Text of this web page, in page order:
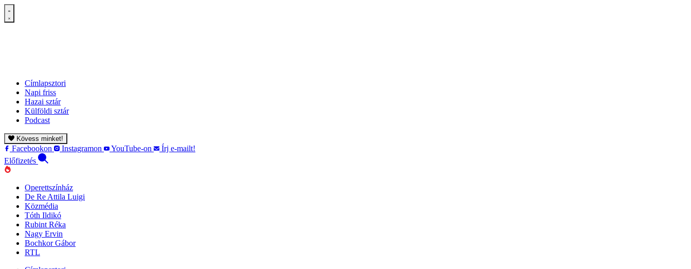
Címlapsztori
Napi friss
Hazai sztár
Külföldi sztár
Podcast
Kövess minket!
Facebookon Instagramon YouTube-on
Írj e-mailt!
Előfizetés
Operettszínház
De Re Attila Luigi
Közmédia
Tóth Ildikó
Rubint Réka
Nagy Ervin
Bochkor Gábor
RTL